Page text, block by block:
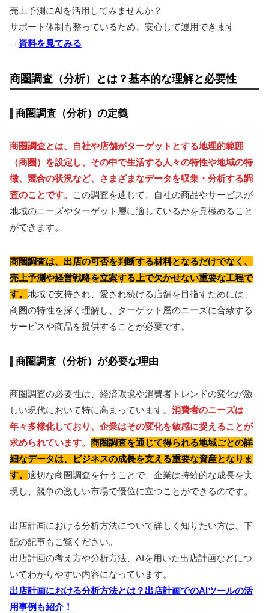
売上予測にAIを活用してみませんか？
サポート体制も整っているため、安心して運用できます
→ 資料を見てみる
商圏調査（分析）とは？基本的な理解と必要性
商圏調査（分析）の定義
商圏調査とは、自社や店舗がターゲットとする地理的範囲
（商圏）を設定し、その中で生活する人々の特性や地域の特
徴、競合の状況など、さまざまなデータを収集・分析する調
査のことです。
この調査を通じて、自社の商品やサービスが
地域のニーズやターゲット層に適しているかを見極めること
ができます。
商圏調査は、出店の可否を判断する材料となるだけでなく、
売上予測や経営戦略を立案する上で欠かせない重要な工程で
す。 地域で支持され、愛され続ける店舗を目指すためには、
商圏の特性を深く理解し、ターゲット層のニーズに合致する
サービスや商品を提供することが必要です。
商圏調査（分析）が必要な理由
商圏調査の必要性は、経済環境や消費者トレンドの変化が激
しい現代において特に高まっています。 消費者のニーズは
年々多様化しており、企業はその変化を敏感に捉えることが
求められています。 商圏調査を通じて得られる地域ごとの詳
細なデータは、ビジネスの成長を支える重要な資産となりま
す。 適切な商圏調査を行うことで、企業は持続的な成長を実
現し、競争の激しい市場で優位に立つことができるのです。
出店計画における分析方法について詳しく知りたい方は、下
記の記事もご覧ください。
出店計画の考え方や分析方法、AIを用いた出店計画などにつ
いてわかりやすい内容になっています。
出店計画における分析方法とは？出店計画でのAIツールの活
用事例も紹介！